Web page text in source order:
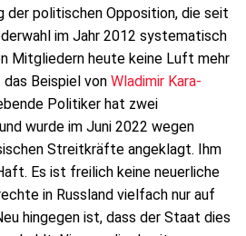
der politischen Opposition, die seit
im Jahr 2012 systematisch
Mitgliedern heute keine Luft mehr
Beispiel von Wladimir Kara-
Politiker hat zwei
wurde im Juni 2022 wegen
Streitkräfte angeklagt. Ihm
Es ist freilich keine neuerliche
in Russland vielfach nur auf
hingegen ist, dass der Staat dies